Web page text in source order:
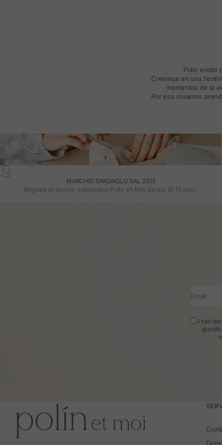
Polín existe
Creemos en una
momentos de la
Por eso creamos
MARCHIO SPAGNOLO DAL 2015
Migliaia di donne indossano Polin et Moi da più di 10 anni.
Email
I tuoi